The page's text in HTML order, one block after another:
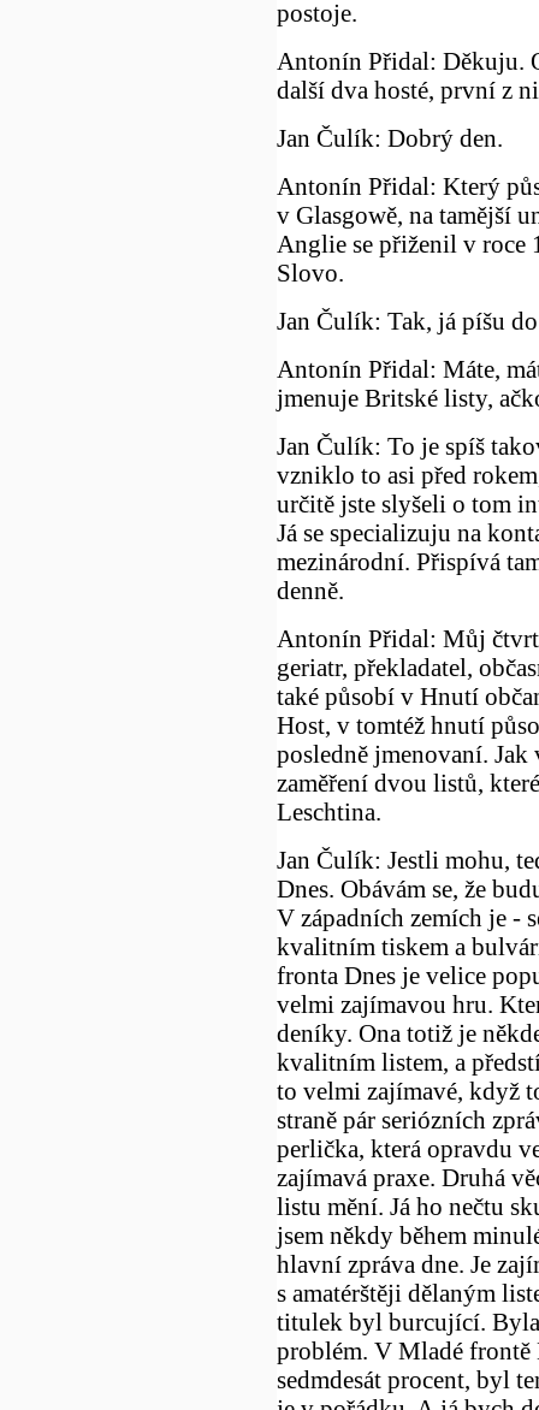
postoje.
Antonín Přidal: Děkuju.
další dva hosté, první z
Jan Čulík: Dobrý den.
Antonín Přidal: Který
v Glasgowě, na tamější
Anglie se přiženil v roce
Slovo.
Jan Čulík: Tak, já píšu
Antonín Přidal: Máte,
jmenuje Britské listy,
Jan Čulík: To je spíš
vzniklo to asi před
určitě jste slyšeli o tom
Já se specializuju na
mezinárodní. Přispívá
denně.
Antonín Přidal: Můj
geriatr, překladatel,
také působí v Hnutí
Host, v tomtéž hnutí
posledně jmenovaní.
zaměření dvou listů,
Leschtina.
Jan Čulík: Jestli mohu,
Dnes. Obávám se, že
V západních zemích je -
kvalitním tiskem a
fronta Dnes je velice
velmi zajímavou hru.
deníky. Ona totiž je
kvalitním listem, a
to velmi zajímavé, když
straně pár seriózních
perlička, která opravdu
zajímavá praxe. Druhá
listu mění. Já ho nečtu
jsem někdy během
hlavní zpráva dne. Je
s amatérštěji dělaným
titulek byl burcující.
problém. V Mladé frontě
sedmdesát procent, byl